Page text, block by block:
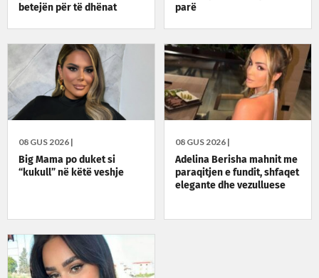
betejën për të dhënat
parë
08 GUS 2026 |
Big Mama po duket si
“kukull” në këtë veshje
08 GUS 2026 |
Adelina Berisha mahnit me
paraqitjen e fundit, shfaqet
elegante dhe vezulluese